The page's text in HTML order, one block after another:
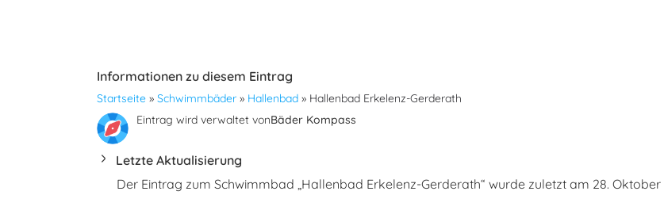
Informationen zu diesem Eintrag
Startseite » Schwimmbäder » Hallenbad » Hallenbad Erkelenz-Gerderath
Eintrag wird verwaltet vonBäder Kompass
Letzte Aktualisierung
Der Eintrag zum Schwimmbad „Hallenbad Erkelenz-Gerderath“ wurde zuletzt am 28.